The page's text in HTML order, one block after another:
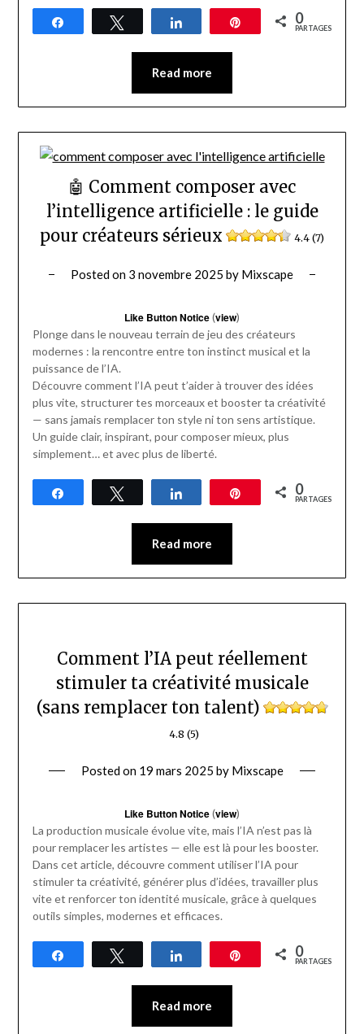
Partagez Tweetez Partagez Épingle 0
PARTAGES
Read more
🤖 Comment composer avec
l’intelligence artificielle : le guide
pour créateurs sérieux
4.4 (7)
Posted on 3 novembre 2025 by Mixscape
Like Button Notice(view)
Plonge dans le nouveau terrain de jeu des créateurs
modernes : la rencontre entre ton instinct musical et la
puissance de l’IA.
Découvre comment l’IA peut t’aider à trouver des idées
plus vite, structurer tes morceaux et booster ta créativité
— sans jamais remplacer ton style ni ton sens artistique.
Un guide clair, inspirant, pour composer mieux, plus
simplement… et avec plus de liberté.
Partagez Tweetez Partagez Épingle 0
PARTAGES
Read more
Comment l’IA peut réellement
stimuler ta créativité musicale
(sans remplacer ton talent)
4.8 (5)
Posted on 19 mars 2025 by Mixscape
Like Button Notice(view)
La production musicale évolue vite, mais l’IA n’est pas là
pour remplacer les artistes — elle est là pour les booster.
Dans cet article, découvre comment utiliser l’IA pour
stimuler ta créativité, générer plus d’idées, travailler plus
vite et renforcer ton identité musicale, grâce à quelques
outils simples, modernes et efficaces.
Partagez Tweetez Partagez Épingle 0
PARTAGES
Read more